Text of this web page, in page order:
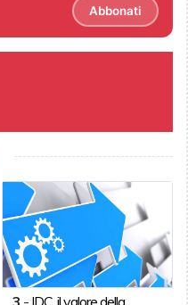
Abbonati
3 - IDC, il valore della